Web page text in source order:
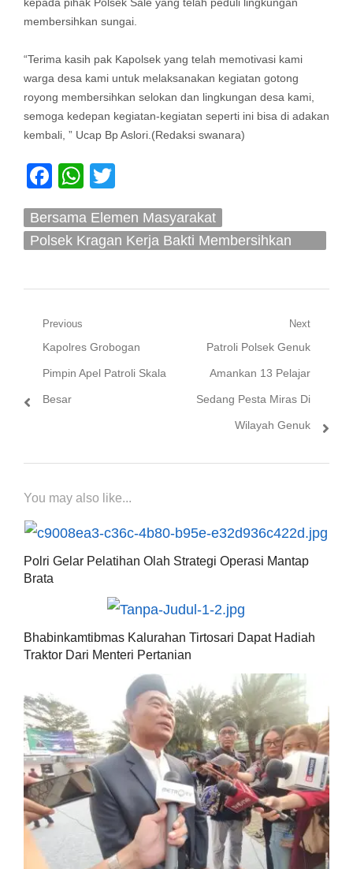
membersihkan sungai.
“Terima kasih pak Kapolsek yang telah memotivasi kami
warga desa kami untuk melaksanakan kegiatan gotong
royong membersihkan selokan dan lingkungan desa kami,
semoga kedepan kegiatan-kegiatan seperti ini bisa di adakan
kembali, ” Ucap Bp Aslori.(Redaksi swanara)
Facebook
WhatsApp
Bersama Elemen Masyarakat
Polsek Kragan Kerja Bakti Membersihkan
Navigasi
pos
Previous
Previous
post:
Kapolres Grobogan
Pimpin Apel Patroli Skala
Besar
Next
Next
post:
Patroli Polsek Genuk
Amankan 13 Pelajar
Sedang Pesta Miras Di
Wilayah Genuk
You may also like...
Polri Gelar Pelatihan Olah Strategi Operasi Mantap
Brata
Bhabinkamtibmas Kalurahan Tirtosari Dapat Hadiah
Traktor Dari Menteri Pertanian